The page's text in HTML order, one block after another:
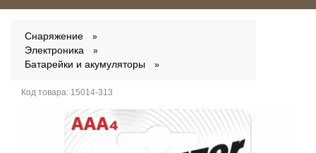
Снаряжение
Электроника
Батарейки и акумуляторы
Код товара: 15014-313